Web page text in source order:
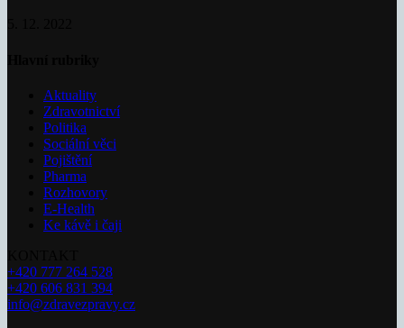
Aktuality
Zdravotnictví
Politika
Sociální věci
Pojištění
Pharma
Rozhovory
E-Health
Ke kávě i čaji
+420 777 264 528
+420 606 831 394
info@zdravezpravy.cz